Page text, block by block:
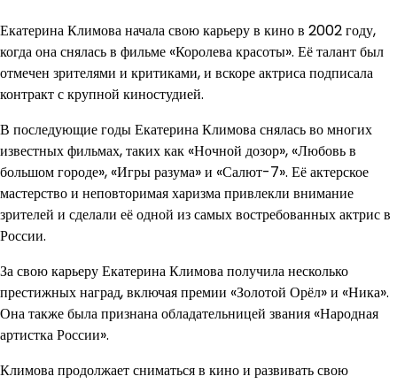
Екатерина Климова начала свою карьеру в кино в 2002 году,
когда она снялась в фильме «Королева красоты». Её талант был
отмечен зрителями и критиками, и вскоре актриса подписала
контракт с крупной киностудией.
В последующие годы Екатерина Климова снялась во многих
известных фильмах, таких как «Ночной дозор», «Любовь в
большом городе», «Игры разума» и «Салют-7». Её актерское
мастерство и неповторимая харизма привлекли внимание
зрителей и сделали её одной из самых востребованных актрис в
России.
За свою карьеру Екатерина Климова получила несколько
престижных наград, включая премии «Золотой Орёл» и «Ника».
Она также была признана обладательницей звания «Народная
артистка России».
Климова продолжает сниматься в кино и развивать свою